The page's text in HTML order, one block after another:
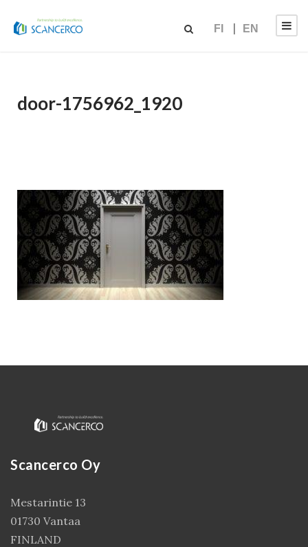
FI EN
door-1756962_1920
Scancerco Oy
Mestarintie 13
01730 Vantaa
FINLAND